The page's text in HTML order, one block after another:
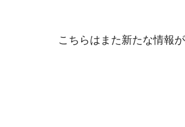
こちらはまた新たな情報